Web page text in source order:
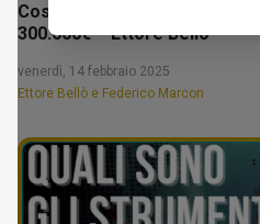
Costruire il tuo patrimonio: la
300.000€ – Ettore Bellò
venerdì, 14 febbraio 2025
Ettore Bellò e Federico Marcon